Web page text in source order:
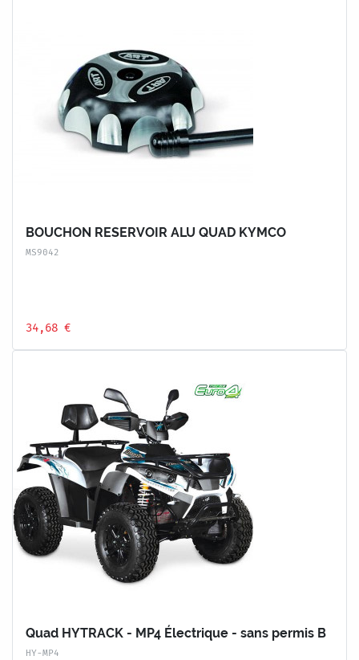
BOUCHON RESERVOIR ALU QUAD KYMCO
MS9042
34,68 €
Quad HYTRACK - MP4 Électrique - sans permis B
HY-MP4